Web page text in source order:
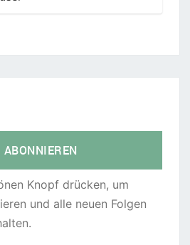
Knopf drücken, um
und alle neuen Folgen